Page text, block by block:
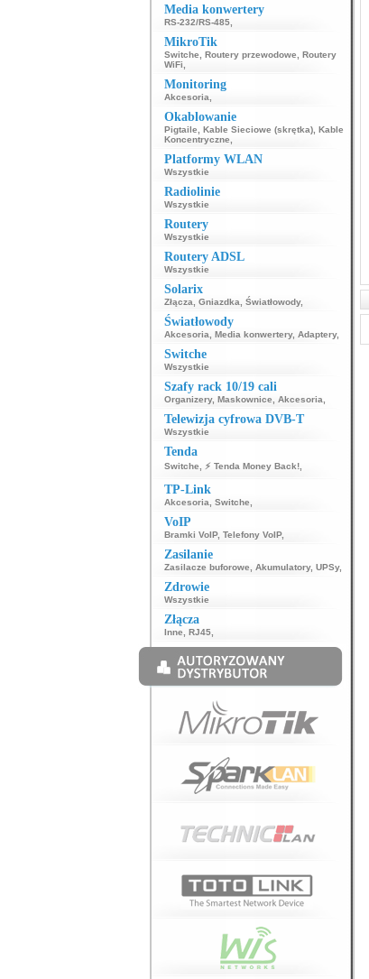
Media konwertery
RS-232/RS-485,
MikroTik
Switche Routery przewodowe
Routery
WiFi
Monitoring
Akcesoria
Okablowanie
Pigtaile Kable Sieciowe (skrętka), Kable
Koncentryczne
Platformy WLAN
Wszystkie
Radiolinie
Wszystkie
Routery
Wszystkie
Routery ADSL
Wszystkie
Solarix
Złącza Gniazdka Światłowody,
Światłowody
Akcesoria Media konwertery, Adaptery,
Switche
Wszystkie
Szafy rack 10/19 cali
Organizery, Maskownice Akcesoria
Telewizja cyfrowa DVB-T
Wszystkie
Tenda
Switche ⚡ Tenda Money Back!,
TP-Link
Akcesoria Switche
VoIP
Bramki VoIP, Telefony VoIP,
Zasilanie
Zasilacze buforowe Akumulatory, UPSy,
Zdrowie
Wszystkie
Złącza
Inne RJ45,